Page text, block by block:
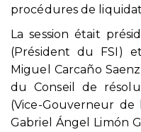
procédures de
La session était
(Président du FSI)
Miguel Carcaño
du Conseil de
(Vice-Gouverneur de
Gabriel Ángel Limón